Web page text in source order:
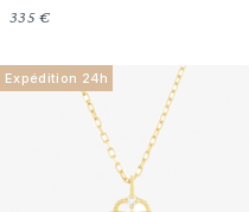
335 €
Expédition 24h